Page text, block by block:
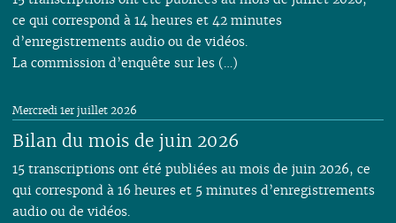
ce qui correspond à 14 heures et 42 minutes
d’enregistrements audio ou de vidéos.
La commission d’enquête sur les (…)
Bilan du mois de juin 2026
Mercredi 1er juillet 2026
15 transcriptions ont été publiées au mois de juin 2026, ce
qui correspond à 16 heures et 5 minutes d’enregistrements
audio ou de vidéos.